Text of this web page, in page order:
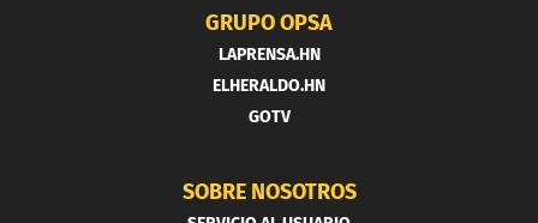
GRUPO OPSA
LAPRENSA.HN
ELHERALDO.HN
GOTV
SOBRE NOSOTROS